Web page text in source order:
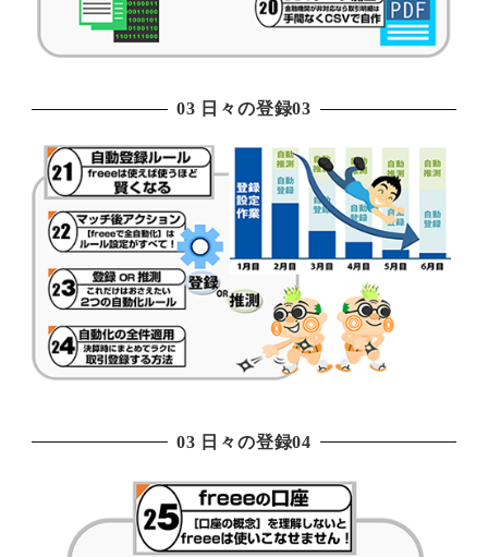
03 日々の登録03
03 日々の登録04